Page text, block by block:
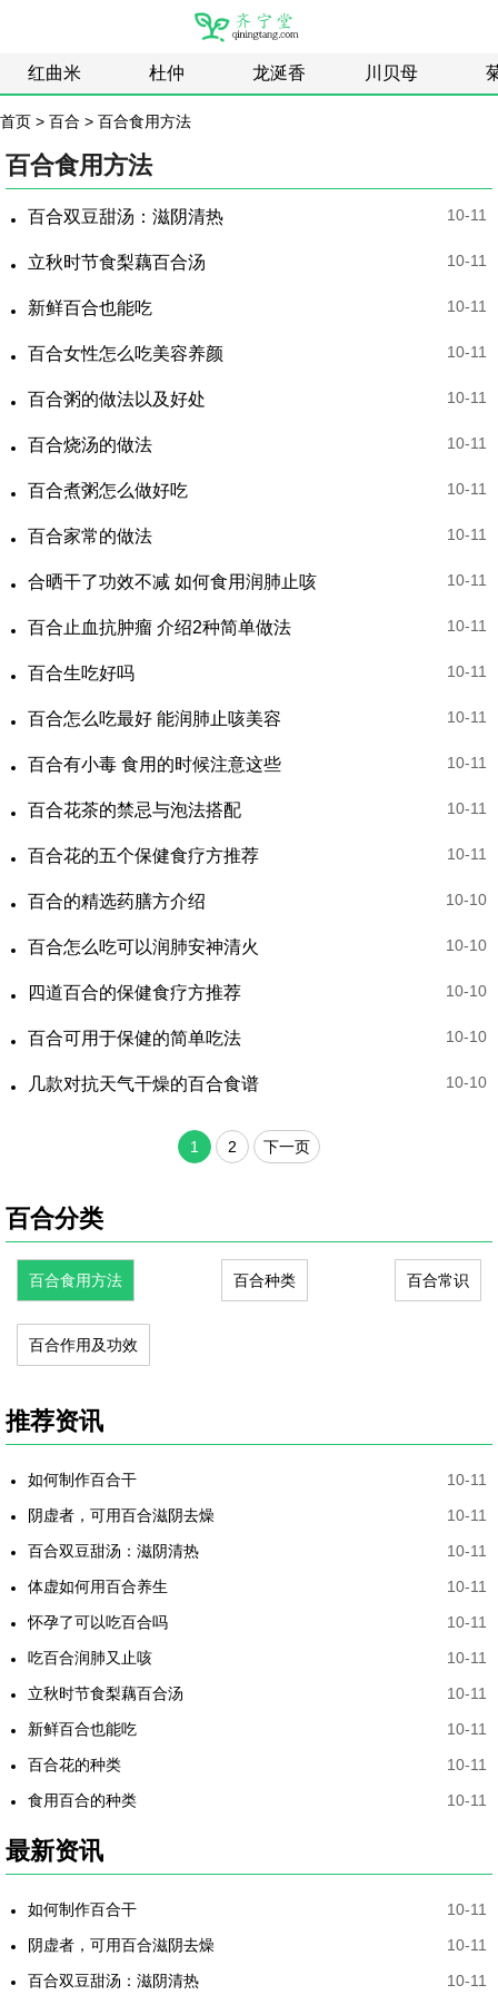
红曲米 杜仲 龙涎香 川贝母
首页 > 百合 > 百合食用方法
百合食用方法
百合双豆甜汤：滋阴清热 10-11
立秋时节食梨藕百合汤 10-11
新鲜百合也能吃 10-11
百合女性怎么吃美容养颜 10-11
百合粥的做法以及好处 10-11
百合烧汤的做法 10-11
百合煮粥怎么做好吃 10-11
百合家常的做法 10-11
合晒干了功效不减 如何食用润肺止咳 10-11
百合止血抗肿瘤 介绍2种简单做法 10-11
百合生吃好吗 10-11
百合怎么吃最好 能润肺止咳美容 10-11
百合有小毒 食用的时候注意这些 10-11
百合花茶的禁忌与泡法搭配 10-11
百合花的五个保健食疗方推荐 10-11
百合的精选药膳方介绍 10-10
百合怎么吃可以润肺安神清火 10-10
四道百合的保健食疗方推荐 10-10
百合可用于保健的简单吃法 10-10
几款对抗天气干燥的百合食谱 10-10
1 2 下一页
百合分类
百合食用方法 百合种类 百合常识
百合作用及功效
推荐资讯
如何制作百合干
10-11
阴虚者，可用百合滋阴去燥
10-11
百合双豆甜汤：滋阴清热
10-11
体虚如何用百合养生
10-11
怀孕了可以吃百合吗
10-11
吃百合润肺又止咳
10-11
立秋时节食梨藕百合汤
10-11
新鲜百合也能吃
10-11
百合花的种类
10-11
食用百合的种类
10-11
最新资讯
如何制作百合干
10-11
阴虚者，可用百合滋阴去燥
10-11
百合双豆甜汤：滋阴清热
10-11